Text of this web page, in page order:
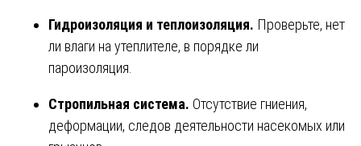
Гидроизоляция и теплоизоляция. Проверьте, нет
ли влаги на утеплителе, в порядке ли
пароизоляция.
Стропильная система. Отсутствие гниения,
деформации, следов деятельности насекомых или